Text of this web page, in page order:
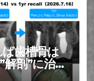
歯槽骨は
剖”に治療